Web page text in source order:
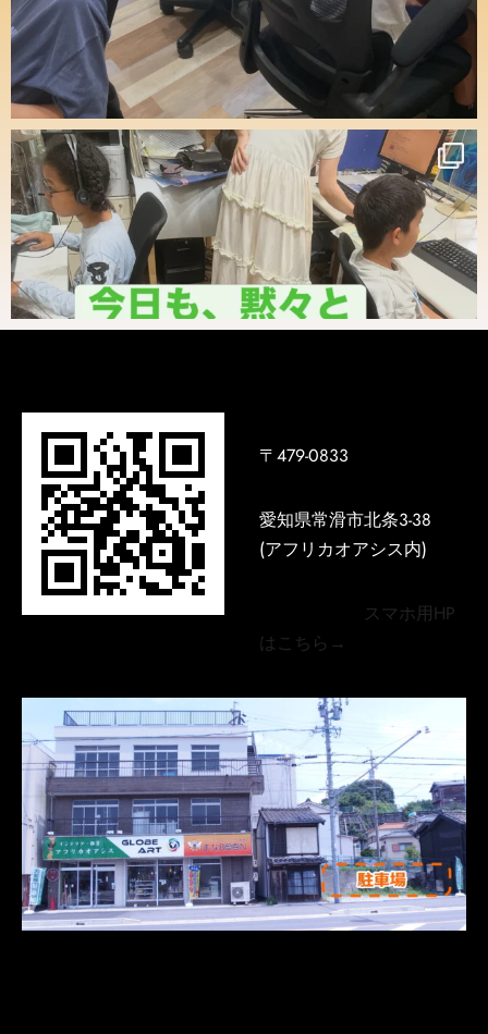
〒479-0833
愛知県常滑市北条3-38
(アフリカオアシス内)
スマホ用HP
はこちら→